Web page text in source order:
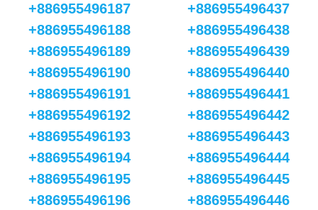
+886955496187
+886955496188
+886955496189
+886955496190
+886955496191
+886955496192
+886955496193
+886955496194
+886955496195
+886955496196
+886955496437
+886955496438
+886955496439
+886955496440
+886955496441
+886955496442
+886955496443
+886955496444
+886955496445
+886955496446